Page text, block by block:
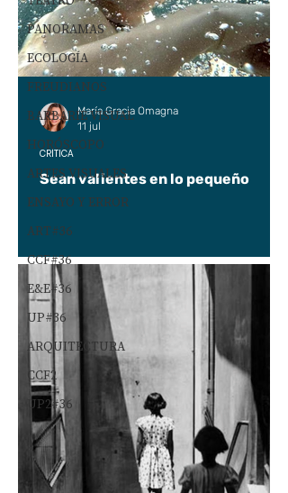
PANORAMAS
ECOLOGÍA
FREUDIANOS
BARBARIE VISUAL
HORÓSCOPO
ARTES VISUALES
ENSAYO Y ERROR
ART#36
CCF#36
E&E#36
UP#36
ARQUITECTURA
CCF2
UP2#36
Sean valientes en lo pequeño
CRÍTICA
María Gracia Omagna
11 jul